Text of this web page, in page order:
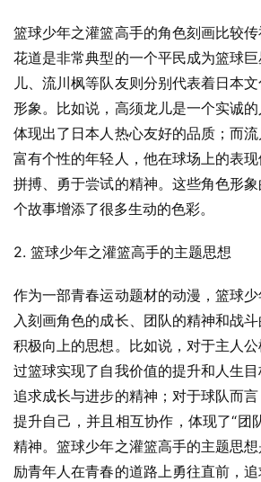
篮球少年之灌篮高手的角色刻画比较
花道是非常典型的一个平民成为篮球
儿、流川枫等队友则分别代表着日本
形象。比如说，高须龙儿是一个实诚
体现出了日本人热心友好的品质；而流
富有个性的年轻人，他在球场上的表
拼搏、勇于尝试的精神。这些角色形
个故事增添了很多生动的色彩。
2. 篮球少年之灌篮高手的主题思想
作为一部青春运动题材的动漫，篮球
入刻画角色的成长、团队的精神和战
积极向上的思想。比如说，对于主人
过篮球实现了自我价值的提升和人生
追求成长与进步的精神；对于球队而
提升自己，并且相互协作，体现了“团
精神。篮球少年之灌篮高手的主题思
励青年人在青春的道路上勇往直前，